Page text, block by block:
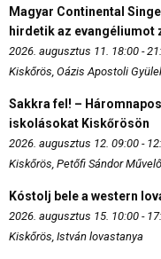
Magyar Continental
hirdetik az evangéliumot
2026. augusztus 11. 18:00 -
Kiskőrös, Oázis Apostoli
Sakkra fel! –
iskolásokat Kiskőrösön
2026. augusztus 12. 09:00 -
Kiskőrös, Petőfi Sándor
Kóstolj bele a western
2026. augusztus 15. 10:00 -
Kiskőrös, István lovastanya